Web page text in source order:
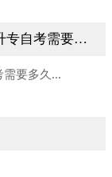
高升本和专升本的区别体现在哪里 高升专自考需要多久
要多久...